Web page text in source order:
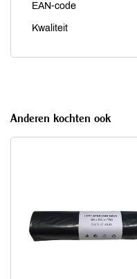
EAN-code
Kwaliteit
Anderen kochten ook